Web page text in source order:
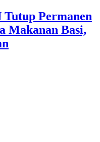
Permanen
Makanan Basi,